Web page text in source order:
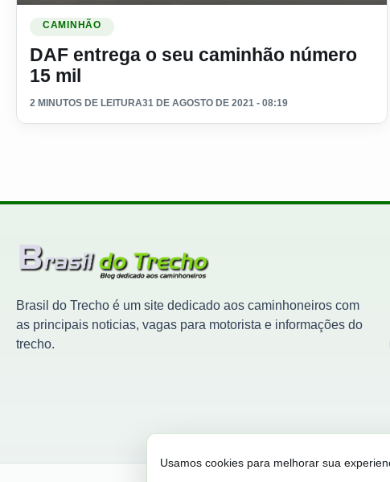
CAMINHÃO
DAF entrega o seu caminhão número
15 mil
2 MINUTOS DE LEITURA31 DE AGOSTO DE 2021 - 08:19
Brasil do Trecho é um site dedicado aos caminhoneiros com
as principais noticias, vagas para motorista e informações do
trecho.
Usamos cookies para melhorar sua